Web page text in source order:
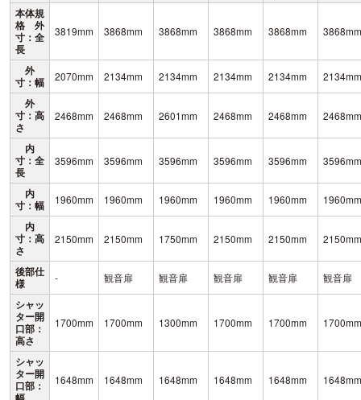
本体規
格 外
寸：全
長
3819mm 3868mm 3868mm 3868mm 3868mm 3868mm
外
寸：幅
2070mm 2134mm 2134mm 2134mm 2134mm
2134mm
外
寸：高
さ
2468mm 2468mm 2601mm 2468mm 2468mm 2468mm
内
寸：全
長
3596mm 3596mm 3596mm 3596mm 3596mm 3596mm
内
寸：幅
1960mm 1960mm 1960mm 1960mm 1960mm
1960mm
内
寸：高
さ
2150mm 2150mm 1750mm 2150mm 2150mm 2150mm
後部仕
様
- 観音扉 観音扉 観音扉 観音扉
観音扉
シャッ
ター開
口部：
高さ
1700mm 1700mm 1300mm 1700mm 1700mm 1700mm
シャッ
ター開
口部：
1648mm 1648mm 1648mm 1648mm 1648mm 1648mm